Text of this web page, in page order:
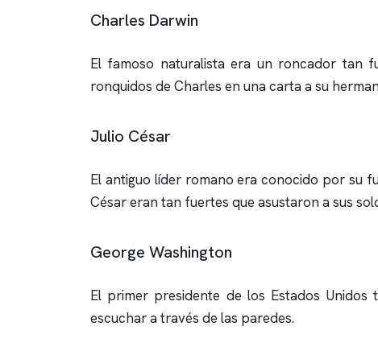
Charles Darwin
El famoso naturalista era un roncador tan
ronquidos de Charles en una carta a su
Julio César
El antiguo líder romano era conocido por su
César eran tan fuertes que asustaron a sus
George Washington
El primer presidente de los Estados
escuchar a través de las paredes.